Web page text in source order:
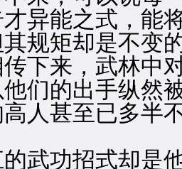
异能之式，能
规矩却是不变
来，武林中对
们的出手纵然
人甚至已多半
功招式却是他